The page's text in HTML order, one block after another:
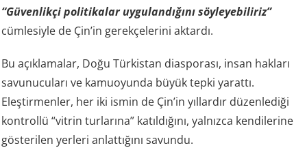
“Güvenlikçi politikalar uygulandığını söyleyebiliriz”
cümlesiyle de Çin’in gerekçelerini aktardı.
Bu açıklamalar, Doğu Türkistan diasporası, insan hakları
savunucuları ve kamuoyunda büyük tepki yarattı.
Eleştirmenler, her iki ismin de Çin’in yıllardır düzenlediği
kontrollü “vitrin turlarına” katıldığını, yalnızca kendilerine
gösterilen yerleri anlattığını savundu.